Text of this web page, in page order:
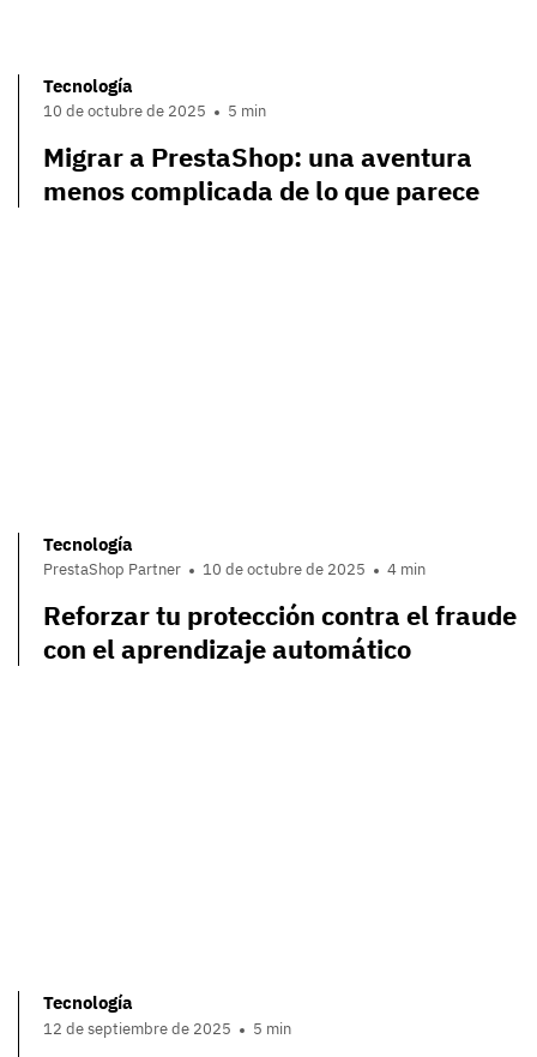
Tecnología
10 de octubre de 2025 5 min
Migrar a PrestaShop: una aventura
menos complicada de lo que parece
Tecnología
PrestaShop Partner 10 de octubre de 2025 4 min
Reforzar tu protección contra el fraude
con el aprendizaje automático
Tecnología
12 de septiembre de 2025 5 min